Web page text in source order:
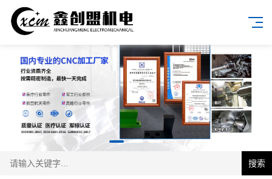
搜索